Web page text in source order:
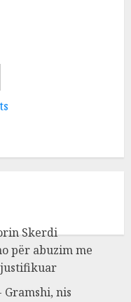
Skerdi
për abuzim me
nis